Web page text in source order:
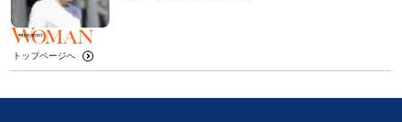
トップページへ